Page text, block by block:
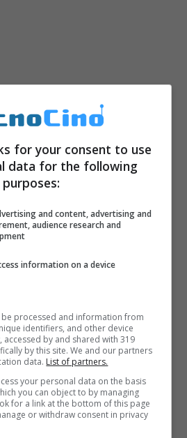
for your consent to use
data for the following
purposes:
and content, advertising and
audience research and
information on a device
processed and information from
identifiers, and other device
by and shared with 319
by this site. We and our partners
data. List of partners.
your personal data on the basis
you can object to by managing
for a link at the bottom of this page
or withdraw consent in privacy